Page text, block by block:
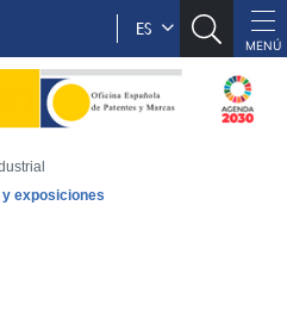
ES
exposiciones